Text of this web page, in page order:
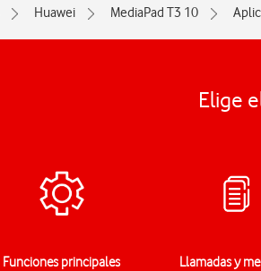
Huawei MediaPad T3 10
Elige
Funciones principales Llamadas y